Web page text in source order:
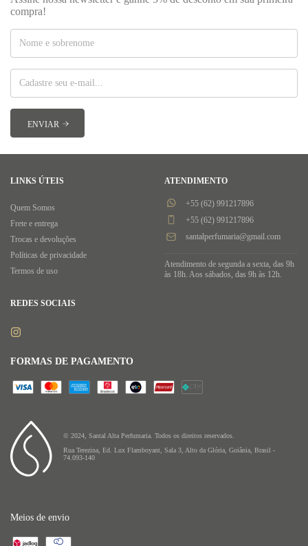
compra!
© 2024, Santal Alta Perfumaria. Todos os direitos reservados.
Rua Terezina, Ed. Lux Flamboyant, Sala 3, Alto da Glória, Goiânia, Brasil -
74.093-140
LINKS ÚTEIS
Quem Somos
Frete e entrega
Trocas e devoluções
Políticas de privacidade
Termos de uso
ATENDIMENTO
+55 (62) 991217896
+55 (62) 991217896
santalperfumaria@gmail.com
Atendimento de segunda a sexta, das 9h
às 18h. Aos sábados, das 9h às 12h.
REDES SOCIAIS
FORMAS DE PAGAMENTO
Meios de envio